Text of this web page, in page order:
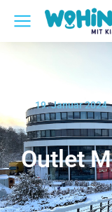
19. Januar 2024
Outlet